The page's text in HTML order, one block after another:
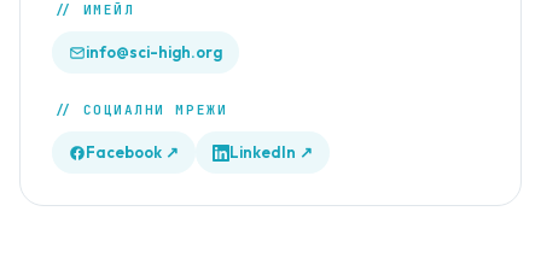
// ИМЕЙЛ
info@sci-high.org
// СОЦИАЛНИ МРЕЖИ
Facebook ↗ LinkedIn ↗